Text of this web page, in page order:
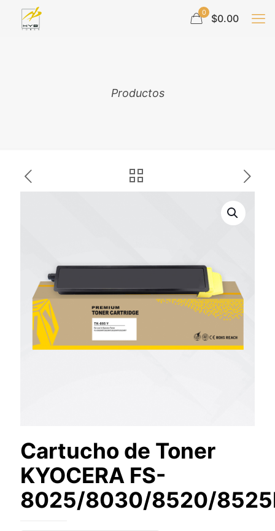
0 $0.00
Productos
Cartucho de Toner
KYOCERA FS-
8025/8030/8520/